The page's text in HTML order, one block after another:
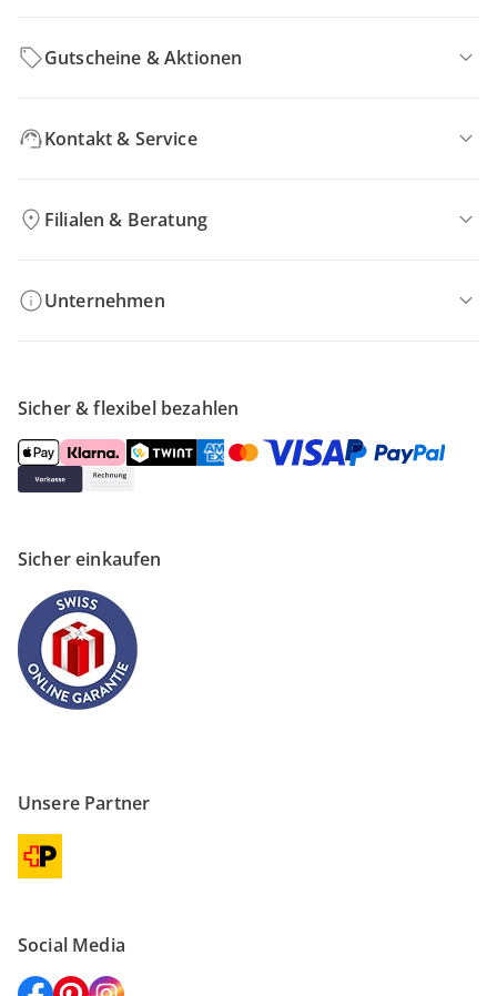
Gutscheine & Aktionen
Kontakt & Service
Filialen & Beratung
Unternehmen
Sicher & flexibel bezahlen
Sicher einkaufen
Unsere Partner
Social Media